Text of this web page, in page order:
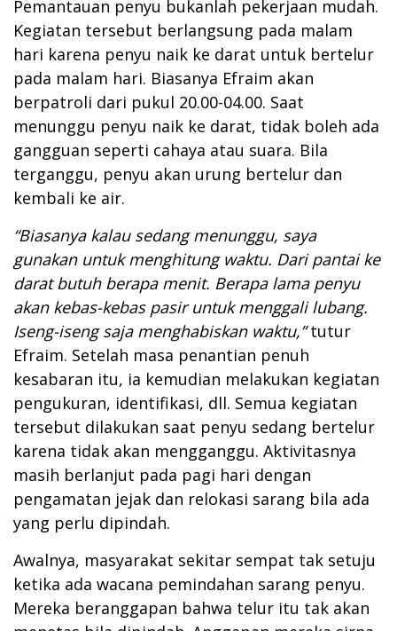
Pemantauan penyu bukanlah pekerjaan mudah.
Kegiatan tersebut berlangsung pada malam
hari karena penyu naik ke darat untuk bertelur
pada malam hari. Biasanya Efraim akan
berpatroli dari pukul 20.00-04.00. Saat
menunggu penyu naik ke darat, tidak boleh ada
gangguan seperti cahaya atau suara. Bila
terganggu, penyu akan urung bertelur dan
kembali ke air.
“Biasanya kalau sedang menunggu, saya
gunakan untuk menghitung waktu. Dari pantai ke
darat butuh berapa menit. Berapa lama penyu
akan kebas-kebas pasir untuk menggali lubang.
Iseng-iseng saja menghabiskan waktu,”tutur
Efraim. Setelah masa penantian penuh
kesabaran itu, ia kemudian melakukan kegiatan
pengukuran, identifikasi, dll. Semua kegiatan
tersebut dilakukan saat penyu sedang bertelur
karena tidak akan mengganggu. Aktivitasnya
masih berlanjut pada pagi hari dengan
pengamatan jejak dan relokasi sarang bila ada
yang perlu dipindah.
Awalnya, masyarakat sekitar sempat tak setuju
ketika ada wacana pemindahan sarang penyu.
Mereka beranggapan bahwa telur itu tak akan